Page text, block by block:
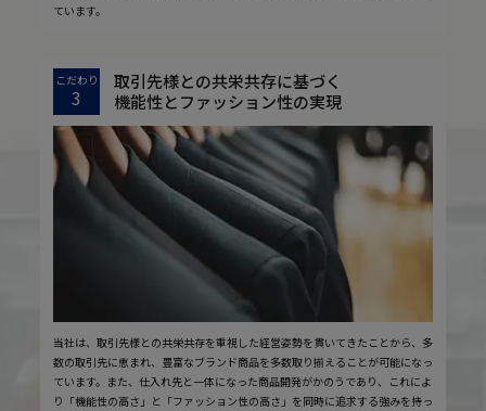
ています。
こだわり
3
取引先様との共栄共存に基づく
機能性とファッション性の実現
当社は、取引先様との共栄共存を重視した経営姿勢を貫いてきたことから、多
数の取引先に恵まれ、豊富なブランド商品を多数取り揃えることが可能になっ
ています。また、仕入れ先と一体になった商品開発がかのうであり、これによ
り「機能性の高さ」と「ファッション性の高さ」を同時に追求する強みを持っ